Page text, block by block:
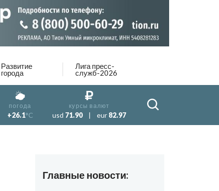
Развитие
города
Лига пресс-
служб-2026
погода
+26.1°C
курсы валют
usd 71.90 | eur 82.97
Главные новости: